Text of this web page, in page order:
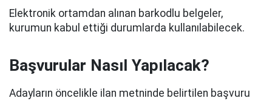
Elektronik ortamdan alınan barkodlu belgeler,
kurumun kabul ettiği durumlarda kullanılabilecek.
Başvurular Nasıl Yapılacak?
Adayların öncelikle ilan metninde belirtilen başvuru